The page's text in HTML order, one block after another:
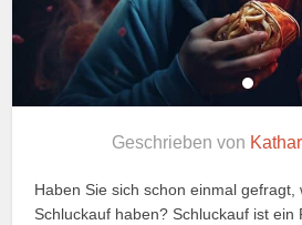
Geschrieben von
Haben Sie sich schon einmal
Schluckauf haben? Schluckauf ist ein